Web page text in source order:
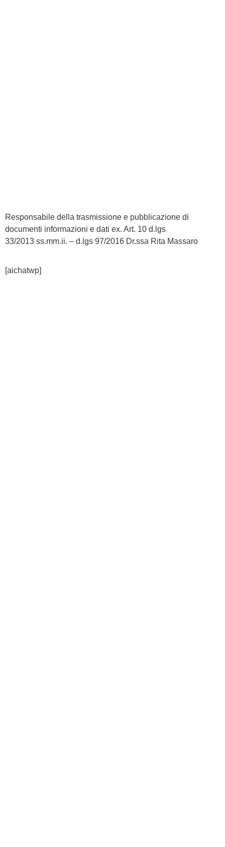
Responsabile della trasmissione e pubblicazione di
documenti informazioni e dati ex. Art. 10 d.lgs
33/2013 ss.mm.ii. – d.lgs 97/2016 Dr.ssa Rita Massaro
[aichatwp]